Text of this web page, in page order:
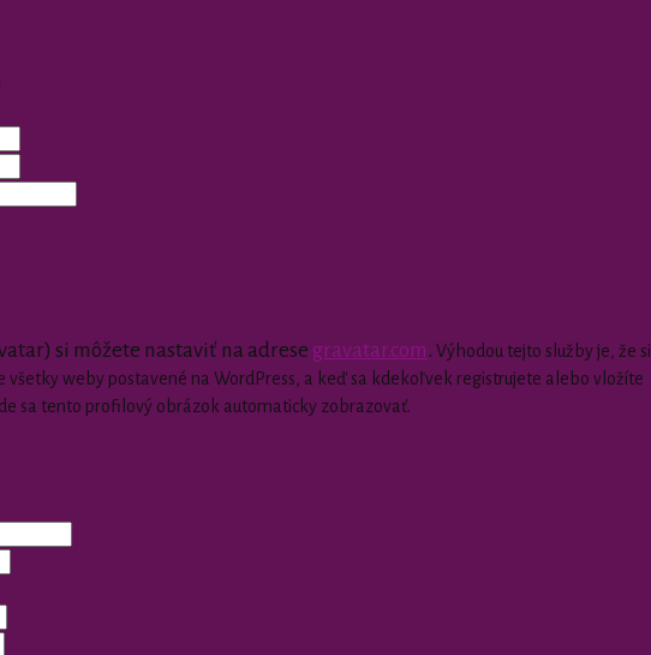
si môžete nastaviť na adrese gravatar.com . Výhodou tejto služby je, že si
weby postavené na WordPress, a keď sa kdekoľvek registrujete alebo vložíte
sa tento profilový obrázok automaticky zobrazovať.